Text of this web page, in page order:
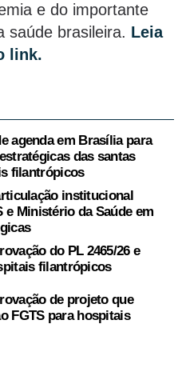
e do importante
saúde brasileira. Leia
link.
agenda em Brasília para
das santas
filantrópicos
institucional
e Ministério da Saúde em
do PL 2465/26 e
filantrópicos
de projeto que
FGTS para hospitais